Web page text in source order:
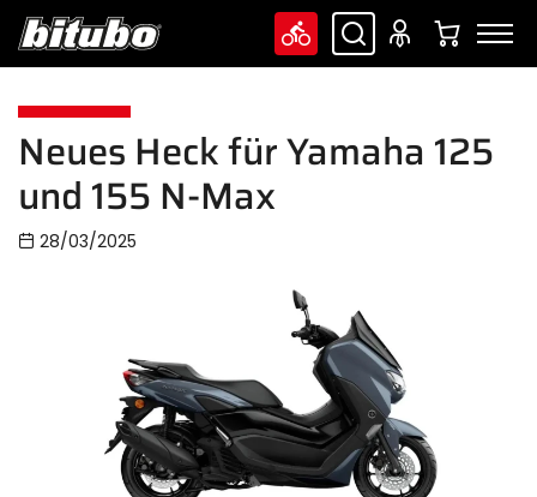
Neues Heck für Yamaha 125
und 155 N-Max
28/03/2025